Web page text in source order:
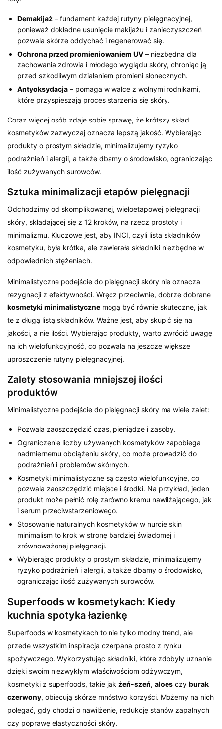
Demakijaż – fundament każdej rutyny pielęgnacyjnej,
ponieważ dokładne usunięcie makijażu i zanieczyszczeń
pozwala skórze oddychać i regenerować się.
Ochrona przed promieniowaniem UV – niezbędna dla
zachowania zdrowia i młodego wyglądu skóry, chroniąc ją
przed szkodliwym działaniem promieni słonecznych.
Antyoksydacja – pomaga w walce z wolnymi rodnikami,
które przyspieszają proces starzenia się skóry.
Coraz więcej osób zdaje sobie sprawę, że krótszy skład
kosmetyków zazwyczaj oznacza lepszą jakość. Wybierając
produkty o prostym składzie, minimalizujemy ryzyko
podrażnień i alergii, a także dbamy o środowisko, ograniczając
ilość zużywanych surowców.
Sztuka minimalizacji etapów pielęgnacji
Odchodzimy od skomplikowanej, wieloetapowej pielęgnacji
skóry, składającej się z 12 kroków, na rzecz prostoty i
minimalizmu. Kluczowe jest, aby INCI, czyli lista składników
kosmetyku, była krótka, ale zawierała składniki niezbędne w
odpowiednich stężeniach.
Minimalistyczne podejście do pielęgnacji skóry nie oznacza
rezygnacji z efektywności. Wręcz przeciwnie, dobrze dobrane
kosmetyki minimalistyczne mogą być równie skuteczne, jak
te z długą listą składników. Ważne jest, aby skupić się na
jakości, a nie ilości. Wybierając produkty, warto zwrócić uwagę
na ich wielofunkcyjność, co pozwala na jeszcze większe
uproszczenie rutyny pielęgnacyjnej.
Zalety stosowania mniejszej ilości
produktów
Minimalistyczne podejście do pielęgnacji skóry ma wiele zalet:
Pozwala zaoszczędzić czas, pieniądze i zasoby.
Ograniczenie liczby używanych kosmetyków zapobiega
nadmiernemu obciążeniu skóry, co może prowadzić do
podrażnień i problemów skórnych.
Kosmetyki minimalistyczne są często wielofunkcyjne, co
pozwala zaoszczędzić miejsce i środki. Na przykład, jeden
produkt może pełnić rolę zarówno kremu nawilżającego, jak
i serum przeciwstarzeniowego.
Stosowanie naturalnych kosmetyków w nurcie skin
minimalism to krok w stronę bardziej świadomej i
zrównoważonej pielęgnacji.
Wybierając produkty o prostym składzie, minimalizujemy
ryzyko podrażnień i alergii, a także dbamy o środowisko,
ograniczając ilość zużywanych surowców.
Superfoods w kosmetykach: Kiedy
kuchnia spotyka łazienkę
Superfoods w kosmetykach to nie tylko modny trend, ale
przede wszystkim inspiracja czerpana prosto z rynku
spożywczego. Wykorzystując składniki, które zdobyły uznanie
dzięki swoim niezwykłym właściwościom odżywczym,
kosmetyki z superfoods, takie jak żeń-szeń,aloes czyburak
czerwony, obiecują skórze mnóstwo korzyści. Możemy na nich
polegać, gdy chodzi o nawilżenie, redukcję stanów zapalnych
czy poprawę elastyczności skóry.